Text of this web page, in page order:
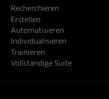
Recherchieren
Erstellen
Automatisieren
Individualisieren
Trainieren
Vollständige Suite